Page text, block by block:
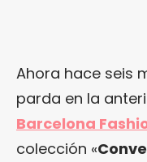
Ahora hace seis
parda en la
Barcelona
colección «